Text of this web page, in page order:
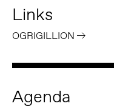
Links
OGRIGILLION
Agenda